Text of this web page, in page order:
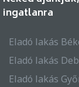
ingatlanra
Eladó lakás
Eladó lakás
Eladó lakás